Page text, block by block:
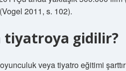
2011, s. 102).
tiyatroya gidilir?
veya tiyatro eğitimi